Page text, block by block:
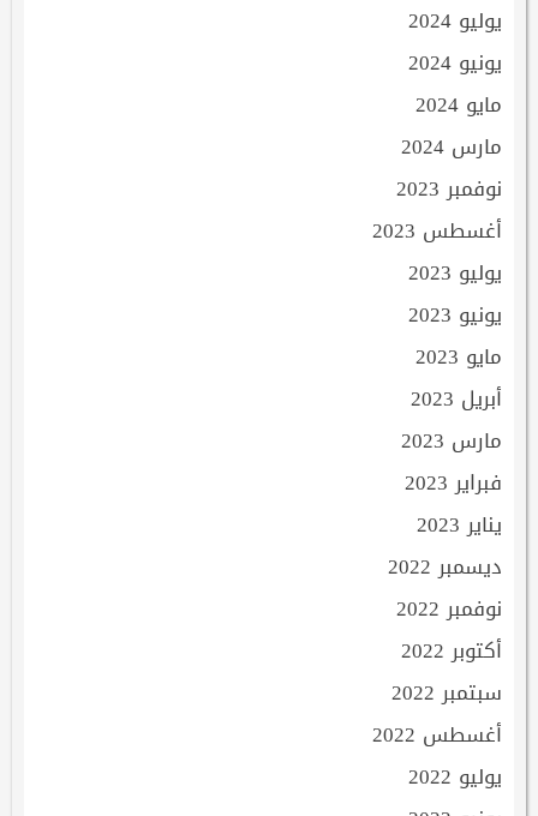
يوليو 2024
يونيو 2024
مايو 2024
مارس 2024
نوفمبر 2023
أغسطس 2023
يوليو 2023
يونيو 2023
مايو 2023
أبريل 2023
مارس 2023
فبراير 2023
يناير 2023
ديسمبر 2022
نوفمبر 2022
أكتوبر 2022
سبتمبر 2022
أغسطس 2022
يوليو 2022